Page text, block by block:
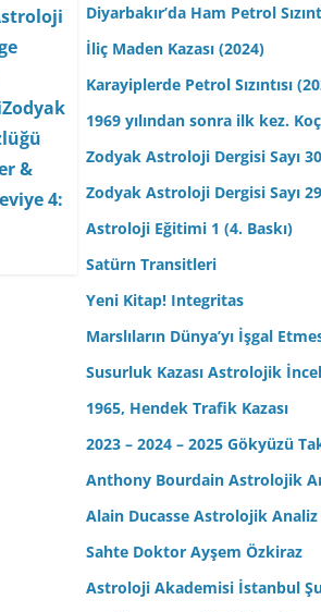
Zodyak
&
4:
Diyarbakır’da Ham Petrol
İliç Maden Kazası (2024)
Karayiplerde Petrol Sızıntısı
1969 yılından sonra ilk kez.
Zodyak Astroloji Dergisi Sayı
Zodyak Astroloji Dergisi Sayı
Astroloji Eğitimi 1 (4. Baskı)
Satürn Transitleri
Yeni Kitap! Integritas
Marslıların Dünya’yı İşgal
Susurluk Kazası Astrolojik
1965, Hendek Trafik Kazası
2023 – 2024 – 2025 Gökyüzü
Anthony Bourdain Astrolojik
Alain Ducasse Astrolojik Analiz
Sahte Doktor Ayşem Özkiraz
Astroloji Akademisi İstanbul